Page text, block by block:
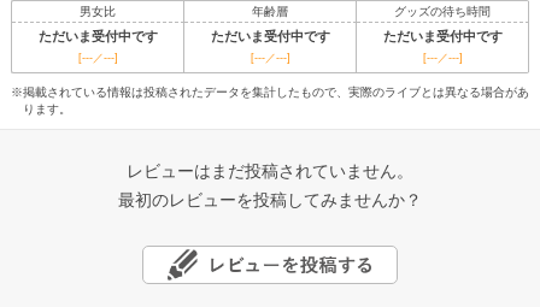
男女比 年齢層 グッズの待ち時間
ただいま受付中です ただいま受付中です ただいま受付中です
[---／---] [---／---] [---／---]
※掲載されている情報は投稿されたデータを集計したもので、実際のライブとは異なる場合があ
ります。
レビューはまだ投稿されていません。
最初のレビューを投稿してみませんか？